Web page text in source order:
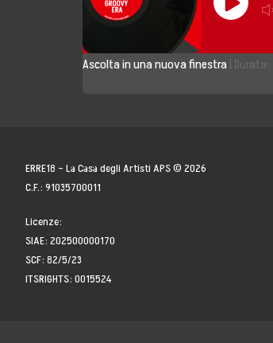
Play
Episode
Ascolta in una nuova finestra Durata:
ERRE18 – La Casa degli Artisti APS © 2026
C.F.: 91035700011
Licenze:
SIAE: 202500000170
SCF: 82/5/23
ITSRIGHTS: 0015524